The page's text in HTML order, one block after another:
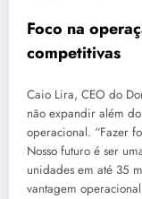
Foco na
competitivas
Caio Lira, CEO do
não expandir além
operacional. “Fazer
Nosso futuro é ser
unidades em até 35
vantagem